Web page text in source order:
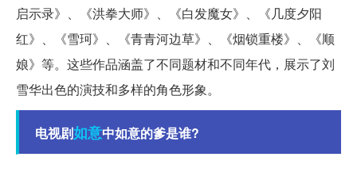
启示录》、《洪拳大师》、《白发魔女》、《几度夕阳
红》、《雪珂》、《青青河边草》、《烟锁重楼》、《顺
娘》等。这些作品涵盖了不同题材和不同年代，展示了刘
雪华出色的演技和多样的角色形象。
电视剧如意中如意的爹是谁?